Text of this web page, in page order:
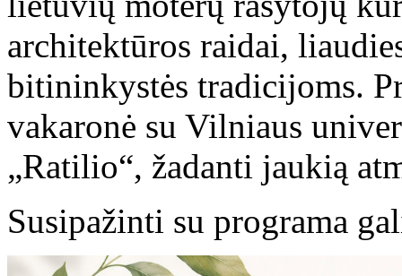
architektūros raidai,
bitininkystės tradicijoms.
vakaronė su Vilniaus
„Ratilio“, žadanti jaukią
Susipažinti su programa